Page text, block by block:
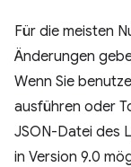
Für die meisten
Änderungen
Wenn Sie
ausführen oder
JSON-Datei des
in Version 9.0